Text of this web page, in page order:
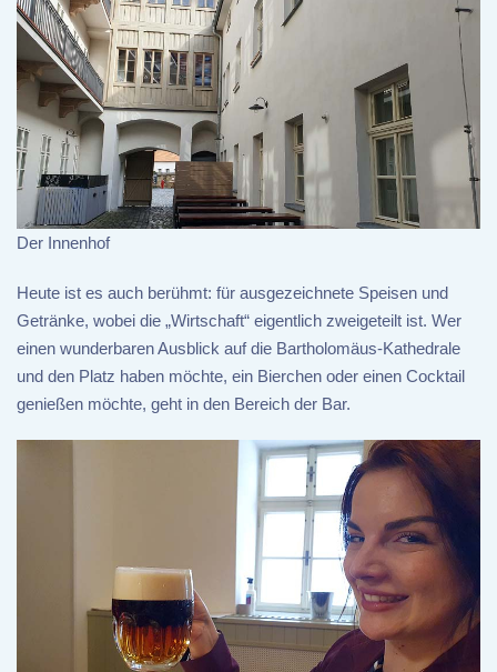
Der Innenhof
Heute ist es auch berühmt: für ausgezeichnete Speisen und
Getränke, wobei die „Wirtschaft“ eigentlich zweigeteilt ist. Wer
einen wunderbaren Ausblick auf die Bartholomäus-Kathedrale
und den Platz haben möchte, ein Bierchen oder einen Cocktail
genießen möchte, geht in den Bereich der Bar.